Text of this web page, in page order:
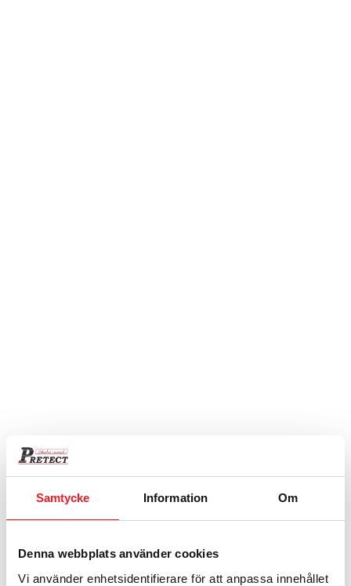
Samtycke Information Om
Denna webbplats använder cookies
Vi använder enhetsidentifierare för att anpassa innehållet